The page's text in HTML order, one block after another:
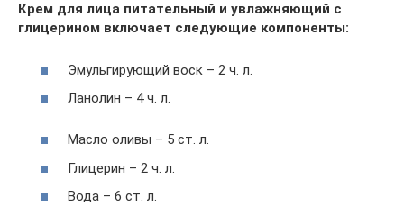
Крем для лица питательный и увлажняющий с
глицерином включает следующие компоненты:
Эмульгирующий воск – 2 ч. л.
Ланолин – 4 ч. л.
Масло оливы – 5 ст. л.
Глицерин – 2 ч. л.
Вода – 6 ст. л.